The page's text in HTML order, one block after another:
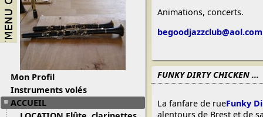
Mon Profil
Instruments volés
ACCUEIL
Animations, concerts.
begoodjazzclub@aol.com
FUNKY DIRTY CHICKEN ...
La fanfare de rueFunky
alentours de Brest et de